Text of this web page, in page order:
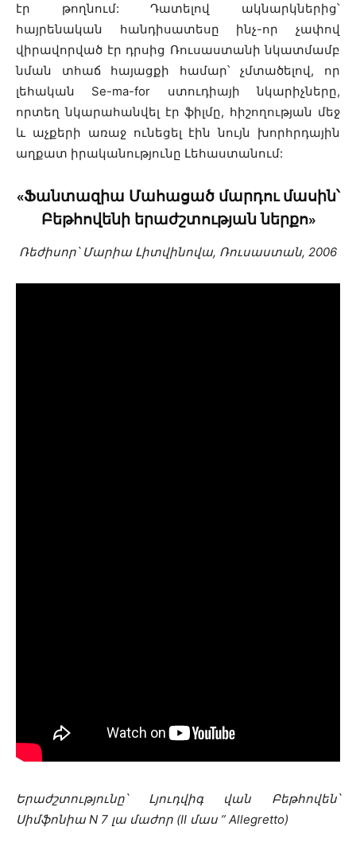
էր թողնում: Դատելով ակնարկներից՝
հայրենական հանդիսատեսը ինչ-որ չափով
վիրավորված էր դրսից Ռուսաստանի նկատմամբ
նման տհաճ հայացքի համար՝ չմտածելով, որ
լեհական Se-ma-for ստուդիայի նկարիչները,
որտեղ նկարահանվել էր ֆիլմը, հիշողության մեջ
և աչքերի առաջ ունեցել էին նույն խորհրդային
աղքատ իրականությունը Լեհաստանում:
«Ֆանտազիա Մահացած մարդու մասին՝
Բեթհովենի երաժշտության ներքո»
Ռեժիսոր՝ Մարիա Լիտվինովա, Ռուսաստան, 2006
Երաժշտությունը՝ Լյուդվիգ վան Բեթհովեն՝
Սիմֆոնիա N 7 լա մաժոր (II մաս ” Allegretto)